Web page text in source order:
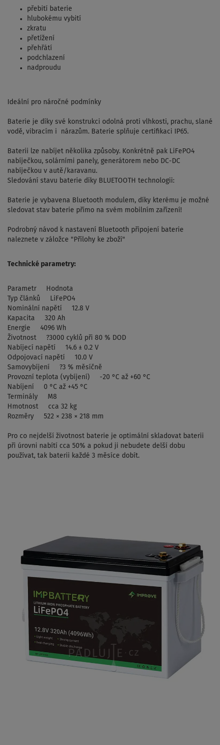
přebití baterie
hlubokému vybití
zkratu
přetížení
přehřátí
podchlazení
nadproudu
Ideální pro náročné podmínky
Baterie je díky své konstrukci odolná proti vlhkosti, prachu, slané
vodě, vibracím i nárazům. Baterie splňuje certifikaci IP65.
Baterii lze nabíjet několika způsoby. Konkrétně pak LiFePO4
nabíječkou, solárními panely, generátorem nebo DC-DC
nabíječkou v autě/karavanu.
Sledování stavu baterie díky BLUETOOTH technologii:
Baterie je vybavena Bluetooth modulem, díky kterému je možné
sledovat stav baterie přímo na svém mobilním zařízení!
Podrobný návod k nastavení Bluetooth připojení baterie
naleznete v záložce "Přílohy ke zboží"
Technické parametry:
Parametr Hodnota
Typ článků LiFePO4
Nominální napětí 12.8 V
Kapacita 320 Ah
Energie 4096 Wh
Životnost ?3000 cyklů při 80 % DOD
Nabíjecí napětí 14.6 ± 0.2 V
Odpojovací napětí 10.0 V
Samovybíjení ?3 % měsíčně
Provozní teplota (vybíjení) -20 °C až +60 °C
Nabíjení 0 °C až +45 °C
Terminály M8
Hmotnost cca 32 kg
Rozměry 522 × 238 × 218 mm
Pro co nejdelší životnost baterie je optimální skladovat baterii
při úrovni nabítí cca 50% a pokud ji nebudete delší dobu
používat, tak baterii každé 3 měsíce dobít.